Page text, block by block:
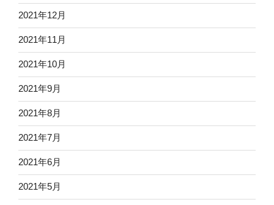
2021年12月
2021年11月
2021年10月
2021年9月
2021年8月
2021年7月
2021年6月
2021年5月